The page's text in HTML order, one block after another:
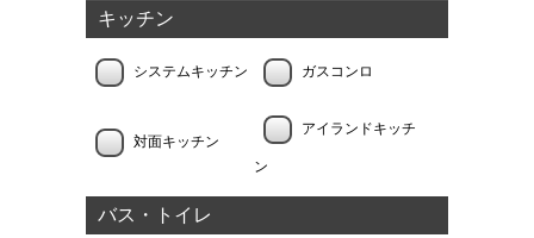
キッチン
システムキッチン ガスコンロ
対面キッチン
アイランドキッチ
ン
バス・トイレ